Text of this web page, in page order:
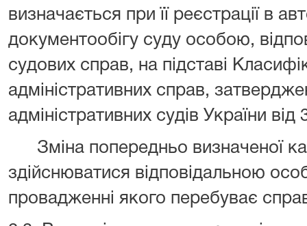
визначається при її реєстрації в
документообігу суду особою,
судових справ, на підставі
адміністративних справ,
адміністративних судів України
Зміна попередньо визначеної
здійснюватися відповідальною
провадженні якого перебуває